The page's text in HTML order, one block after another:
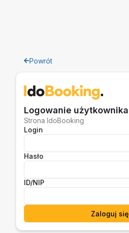
Powrót
Logowanie użytkownika
Strona IdoBooking
Login
Hasło
ID/NIP
Zaloguj się